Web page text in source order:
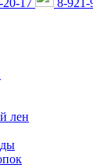
20-17 8-921-
лен